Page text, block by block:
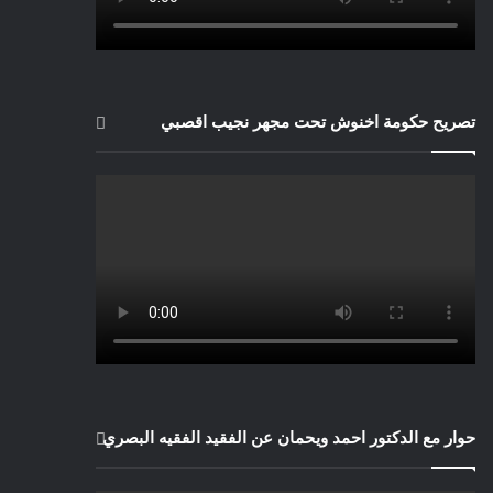
تصريح حكومة اخنوش تحت مجهر نجيب اقصبي
حوار مع الدكتور احمد ويحمان عن الفقيد الفقيه البصري